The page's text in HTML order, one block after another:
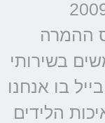
ונטוויז’ן, החל משנת 2009
ההמרה
בשירותי
בו אנחנו
הלידים